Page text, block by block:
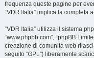
frequenza queste pagine per
“VDR Italia” implica la completa
“VDR Italia” utilizza il sistema
“www.phpbb.com”, “phpBB
creazione di comunità web
seguito “GPL”) liberamente